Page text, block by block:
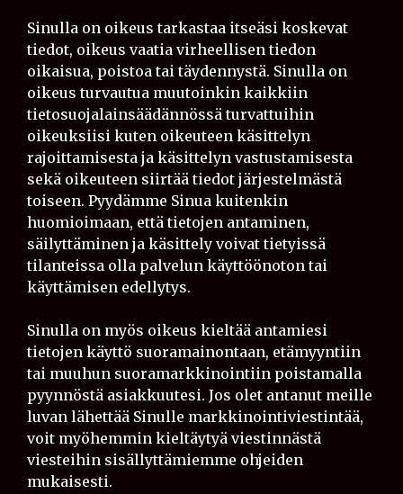
Sinulla on oikeus tarkastaa itseäsi koskevat
tiedot, oikeus vaatia virheellisen tiedon
oikaisua, poistoa tai täydennystä. Sinulla on
oikeus turvautua muutoinkin kaikkiin
tietosuojalainsäädännössä turvattuihin
oikeuksiisi kuten oikeuteen käsittelyn
rajoittamisesta ja käsittelyn vastustamisesta
sekä oikeuteen siirtää tiedot järjestelmästä
toiseen. Pyydämme Sinua kuitenkin
huomioimaan, että tietojen antaminen,
säilyttäminen ja käsittely voivat tietyissä
tilanteissa olla palvelun käyttöönoton tai
käyttämisen edellytys.
Sinulla on myös oikeus kieltää antamiesi
tietojen käyttö suoramainontaan, etämyyntiin
tai muuhun suoramarkkinointiin poistamalla
pyynnöstä asiakkuutesi. Jos olet antanut meille
luvan lähettää Sinulle markkinointiviestintää,
voit myöhemmin kieltäytyä viestinnästä
viesteihin sisällyttämiemme ohjeiden
mukaisesti.